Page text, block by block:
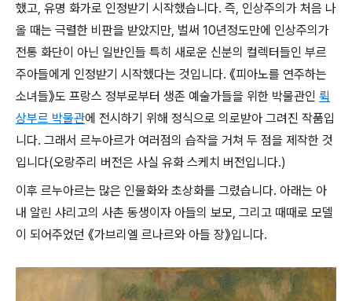
했고, 유명 화가로 인정받기 시작했습니다. 즉, 인상주의가 처음 나
올 때는 극렬한 비판을 받았지만, 벌써 10년정도만에 인상주의가
전통 화단이 아닌 일반인들 특히 새로운 신분의 컬렉터들인 부르
주아들에게 인정받기 시작했다는 것입니다. 《피아노를 연주하는
소녀들》도 프랑스 정부로부터 생존 예술가들을 위한 박물관인 뤽
상부르 박물관에 전시하기 위해 정식으로 의로받아 그려진 작품입
니다. 그래서 르누아르가 여러점의 습작을 거쳐 두 점을 제작한 것
입니다(오랑주리 버전은 사실 유화 스케치 버전입니다.)
이후 르누아르는 많은 인물화와 초상화를 그렸습니다. 아래는 아
내 알린 샤리고의 사촌 동생이자 아들의 보모, 그리고 때때로 모델
이 되어주었던 《가브리엘 르나르와 아들 장》입니다.